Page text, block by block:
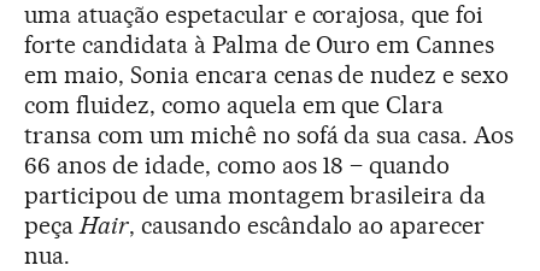
uma atuação espetacular e corajosa, que foi
forte candidata à Palma de Ouro em Cannes
em maio, Sonia encara cenas de nudez e sexo
com fluidez, como aquela em que Clara
transa com um michê no sofá da sua casa. Aos
66 anos de idade, como aos 18 – quando
participou de uma montagem brasileira da
peça Hair, causando escândalo ao aparecer
nua.